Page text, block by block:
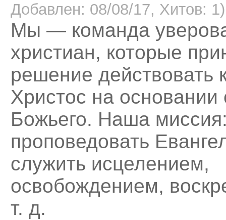
Добавлен: 08/08/17, Хитов: 1)
Мы — команда
христиан, которые
решение действовать
Христос на основании
Божьего. Наша
проповедовать
служить исцелением,
освобождением,
т. д.